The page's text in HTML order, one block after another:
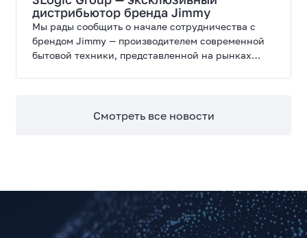
дистрибьютор бренда Jimmy
Мы рады сообщить о начале сотрудничества с
брендом Jimmy — производителем современной
бытовой техники, представленной на рынках
Смотреть все новости